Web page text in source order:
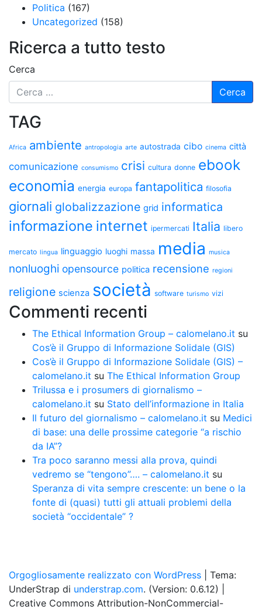
Politica (167)
Uncategorized (158)
Ricerca a tutto testo
Cerca
TAG
Africa ambiente antropologia arte autostrada cibo cinema città
comunicazione consumismo crisi cultura donne ebook
economia energia europa fantapolitica filosofia
giornali globalizzazione grid informatica
informazione internet ipermercati Italia libero
mercato lingua linguaggio luoghi massa media musica
nonluoghi opensource politica recensione regioni
religione scienza società software turismo vizi
Commenti recenti
The Ethical Information Group – calomelano.it su
Cos’è il Gruppo di Informazione Solidale (GIS)
Cos’è il Gruppo di Informazione Solidale (GIS) –
calomelano.it su The Ethical Information Group
Trilussa e i prosumers di giornalismo –
calomelano.it su Stato dell’informazione in Italia
Il futuro del giornalismo – calomelano.it su Medici
di base: una delle prossime categorie “a rischio
da IA”?
Tra poco saranno messi alla prova, quindi
vedremo se “tengono”…. – calomelano.it su
Speranza di vita sempre crescente: un bene o la
fonte di (quasi) tutti gli attuali problemi della
società “occidentale” ?
Orgogliosamente realizzato con WordPress
Tema:
UnderStrap di understrap.com. (Version: 0.6.12)
Creative Commons Attribution-NonCommercial-